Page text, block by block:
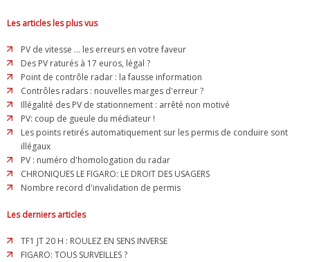
Les articles les plus vus
PV de vitesse ... les erreurs en votre faveur
Des PV raturés à 17 euros, légal ?
Point de contrôle radar : la fausse information
Contrôles radars : nouvelles marges d'erreur ?
Illégalité des PV de stationnement : arrêté non motivé
PV: coup de gueule du médiateur !
Les points retirés automatiquement sur les permis de conduire sont
illégaux
PV : numéro d'homologation du radar
CHRONIQUES LE FIGARO: LE DROIT DES USAGERS
Nombre record d'invalidation de permis
Les derniers articles
TF1 JT 20 H : ROULEZ EN SENS INVERSE
FIGARO: TOUS SURVEILLES ?